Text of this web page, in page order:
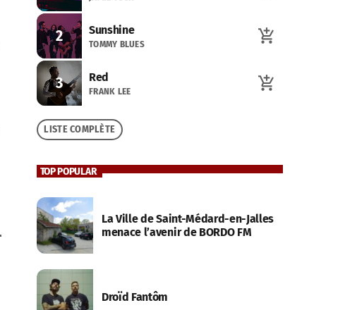
2 Sunshine
TOMMY BLUES add_shopping_cart
3 Red
FRANK LEE add_shopping_cart
LISTE COMPLÈTE
TOP POPULAR
La Ville de Saint-Médard-en-Jalles
menace l’avenir de BORDO FM
Droïd Fantôm